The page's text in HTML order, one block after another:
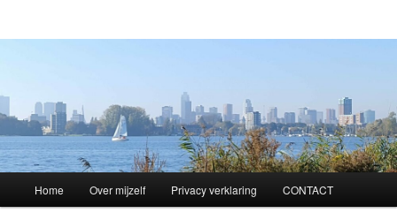
Skip
Home Over mijzelf Privacy verklaring CONTACT